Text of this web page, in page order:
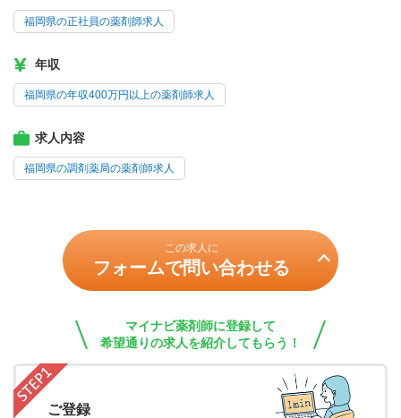
福岡県の正社員の薬剤師求人
年収
福岡県の年収400万円以上の薬剤師求人
求人内容
福岡県の調剤薬局の薬剤師求人
この求人に
フォームで問い合わせる
マイナビ薬剤師に登録して
希望通りの求人を紹介してもらう！
ご登録